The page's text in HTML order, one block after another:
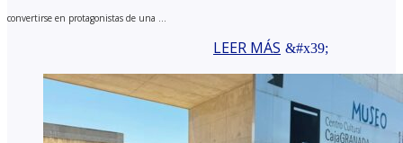
convertirse en protagonistas de una ...
LEER MÁS